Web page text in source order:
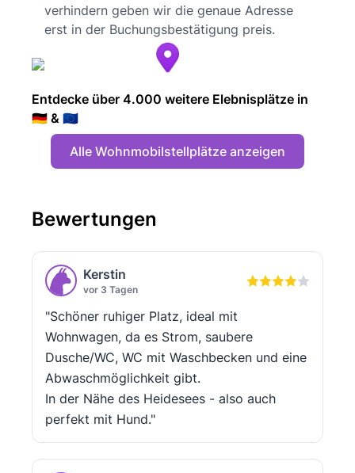
verhindern geben wir die genaue Adresse
erst in der Buchungsbestätigung preis.
Entdecke über 4.000 weitere Elebnisplätze in
🇩🇪 & 🇪🇺
Alle Wohnmobilstellplätze anzeigen
Bewertungen
Kerstin
vor 3 Tagen
"Schöner ruhiger Platz, ideal mit
Wohnwagen, da es Strom, saubere
Dusche/WC, WC mit Waschbecken und eine
Abwaschmöglichkeit gibt.
In der Nähe des Heidesees - also auch
perfekt mit Hund."